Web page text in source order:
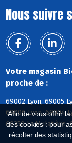
Afin de vous offrir
des cookies : pour
récolter des
Nous suivre
Votre magasin
proche de :
69002 Lyon, 69005
69006 Lyon, 69004
69350 La Mulatière,